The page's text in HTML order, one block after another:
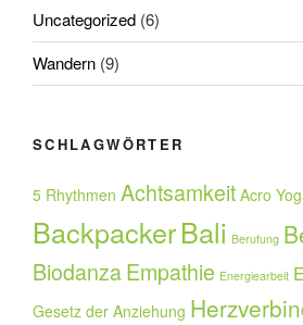
Uncategorized (6)
Wandern (9)
SCHLAGWÖRTER
5 Rhythmen Achtsamkeit Acro
BackpackerBali Berufung
BiodanzaEmpathie Energiearbeit
Gesetz der Anziehung